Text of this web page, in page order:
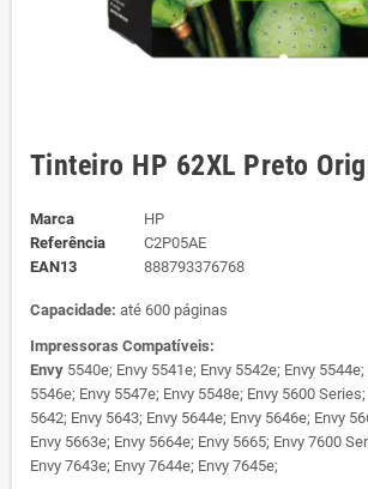
Tinteiro HP 62XL Preto
Marca
HP
Referência
C2P05AE
EAN13
888793376768
Capacidade: até 600 páginas
Impressoras Compatíveis:
Envy 5540e; Envy 5541e; Envy 5542e; Envy
5546e; Envy 5547e; Envy 5548e; Envy 5600
5642; Envy 5643; Envy 5644e; Envy 5646e; Envy
Envy 5663e; Envy 5664e; Envy 5665; Envy 7600
Envy 7643e; Envy 7644e; Envy 7645e;